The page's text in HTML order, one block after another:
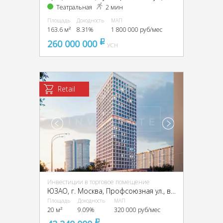
Театральная 2 мин
Площадь
163.6 м²
Доходность
8.31%
МАП
1 800 000 руб/мес
260 000 000 pуб
УСН
Retail
Инвестиции в торговое помещение
Площадь
20 м²
Доходность
9.09%
МАП
320 000 руб/мес